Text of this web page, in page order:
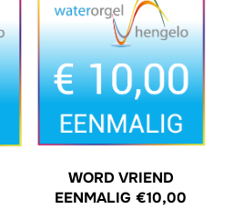
WORD VRIEND
EENMALIG €10,00